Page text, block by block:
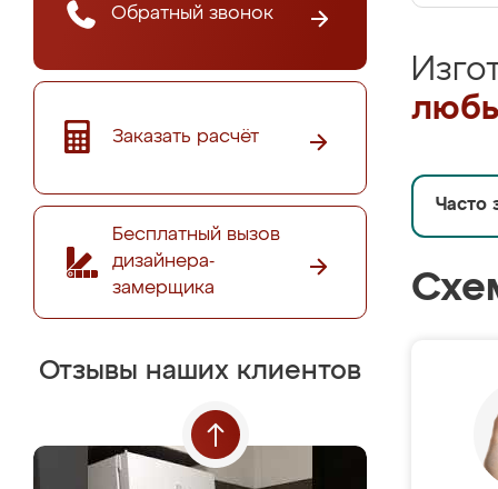
Обратный звонок
Заказать расчёт
Бесплатный вызов
дизайнера-
замерщика
Отзывы наших клиентов
Часто